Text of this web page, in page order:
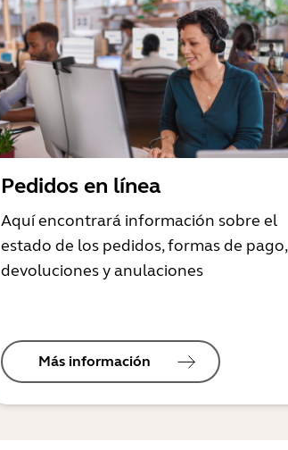
Pedidos en línea
Aquí encontrará información sobre el
estado de los pedidos, formas de pago,
devoluciones y anulaciones
Más información